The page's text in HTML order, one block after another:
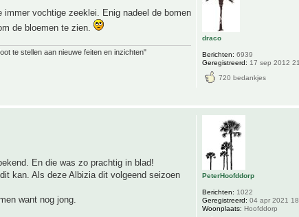
vochtige zeeklei. Enig nadeel de bomen
de bloemen te zien.
te stellen aan nieuwe feiten en inzichten"
draco
Berichten: 6939
Geregistreerd: 17 sep 2012
720 bedankjes
En die was zo prachtig in blad!
kan. Als deze Albizia dit volgeend seizoen
want nog jong.
PeterHoofddorp
Berichten: 1022
Geregistreerd: 04 apr 2021
Woonplaats: Hoofddorp